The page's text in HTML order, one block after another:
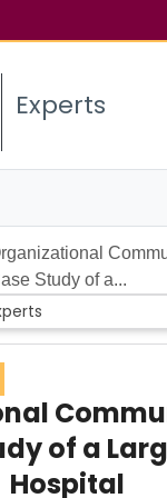
Experts
Study of a...
of a
Hospital